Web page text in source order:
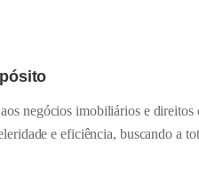
negócios imobiliários e direitos
e eficiência, buscando a